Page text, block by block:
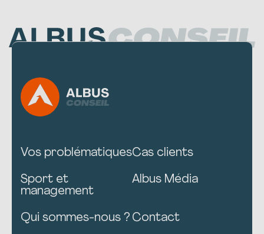
Vos problématiquesCas clients
Sport et
management
Albus Média
Qui sommes-nous ? Contact